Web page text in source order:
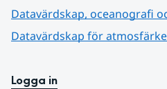
Datavärdskap, oceanografi
Datavärdskap för
Logga in